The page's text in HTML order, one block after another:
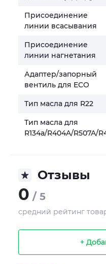
Присоединение
линии всасывания
Присоединение
линии нагнетания
Адаптер/запорный
вентиль для ECO
Тип масла для R22
Тип масла для
R134a/R404A/R507A/
Отзывы
0 / 5
средний рейтинг
+